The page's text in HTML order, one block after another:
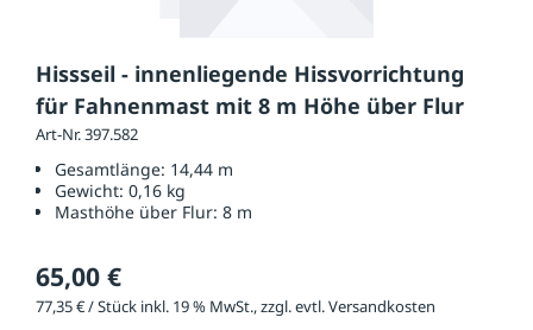
Hissseil - innenliegende Hissvorrichtung
für Fahnenmast mit 8 m Höhe über Flur
Art-Nr. 397.582
Gesamtlänge: 14,44 m
Gewicht: 0,16 kg
Masthöhe über Flur: 8 m
65,00 €
77,35 € / Stück inkl. 19 % MwSt., zzgl. evtl. Versandkosten